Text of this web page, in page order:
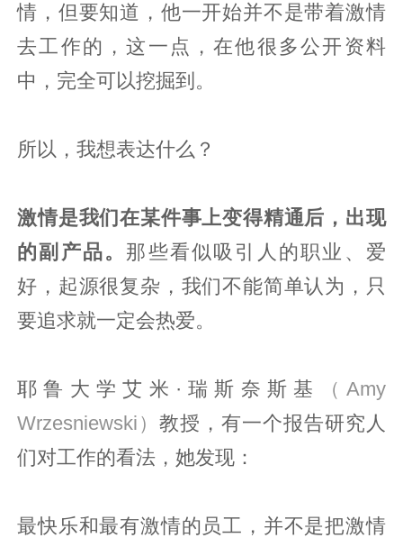
情，但要知道，他一开始并不是带着激情
去工作的，这一点，在他很多公开资料
中，完全可以挖掘到。
所以，我想表达什么？
激情是我们在某件事上变得精通后，出现
的副产品。 那些看似吸引人的职业、爱
好，起源很复杂，我们不能简单认为，只
要追求就一定会热爱。
耶鲁大学艾米·瑞斯奈斯基
（Amy
Wrzesniewski）教授，有一个报告研究人
们对工作的看法，她发现：
最快乐和最有激情的员工，并不是把激情